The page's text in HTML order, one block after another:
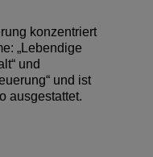
konzentriert
„Lebendige
und
und ist
ausgestattet.